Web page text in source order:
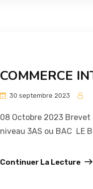
COMMERCE
30 septembre 2023
08 Octobre 2023 Brevet
niveau 3AS ou BAC LE
Continuer La Lecture